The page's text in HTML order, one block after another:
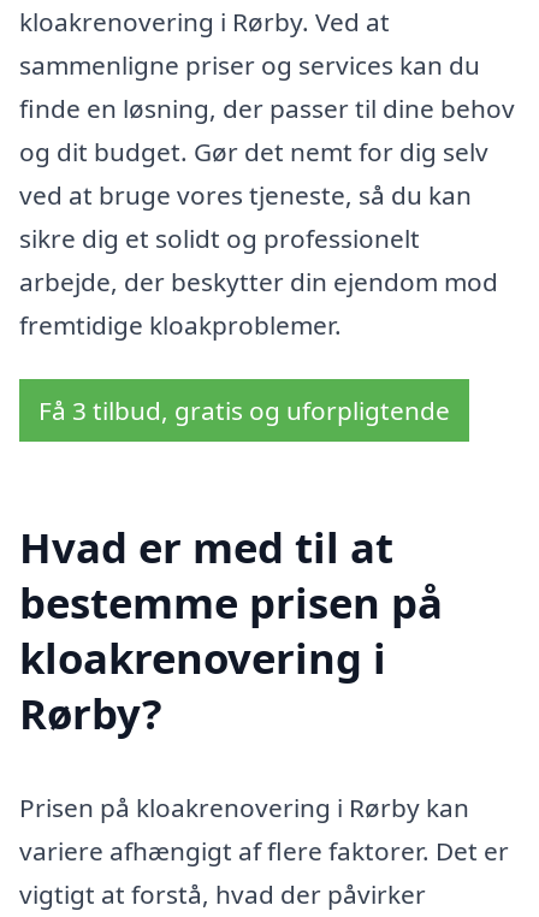
kloakrenovering i Rørby. Ved at
sammenligne priser og services kan du
finde en løsning, der passer til dine behov
og dit budget. Gør det nemt for dig selv
ved at bruge vores tjeneste, så du kan
sikre dig et solidt og professionelt
arbejde, der beskytter din ejendom mod
fremtidige kloakproblemer.
Få 3 tilbud, gratis og uforpligtende
Hvad er med til at
bestemme prisen på
kloakrenovering i
Rørby?
Prisen på kloakrenovering i Rørby kan
variere afhængigt af flere faktorer. Det er
vigtigt at forstå, hvad der påvirker